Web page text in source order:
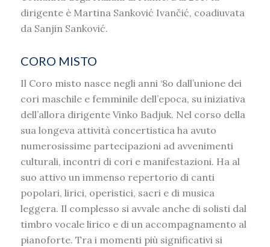
dirigente è Martina Sanković Ivančić, coadiuvata
da Sanjin Sanković.
CORO MISTO
Il Coro misto nasce negli anni ‘8o dall’unione dei
cori maschile e femminile dell’epoca, su iniziativa
dell’allora dirigente Vinko Badjuk. Nel corso della
sua longeva attività concertistica ha avuto
numerosissime partecipazioni ad avvenimenti
culturali, incontri di cori e manifestazioni. Ha al
suo attivo un immenso repertorio di canti
popolari, lirici, operistici, sacri e di musica
leggera. Il complesso si avvale anche di solisti dal
timbro vocale lirico e di un accompagnamento al
pianoforte. Tra i momenti più significativi si